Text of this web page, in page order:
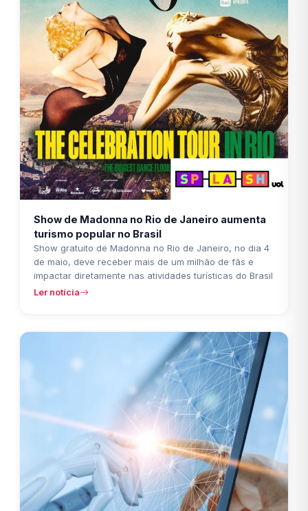
Show de Madonna no Rio de Janeiro aumenta
turismo popular no Brasil
Show gratuito de Madonna no Rio de Janeiro, no dia 4
de maio, deve receber mais de um milhão de fãs e
impactar diretamente nas atividades turísticas do Brasil
Ler notícia